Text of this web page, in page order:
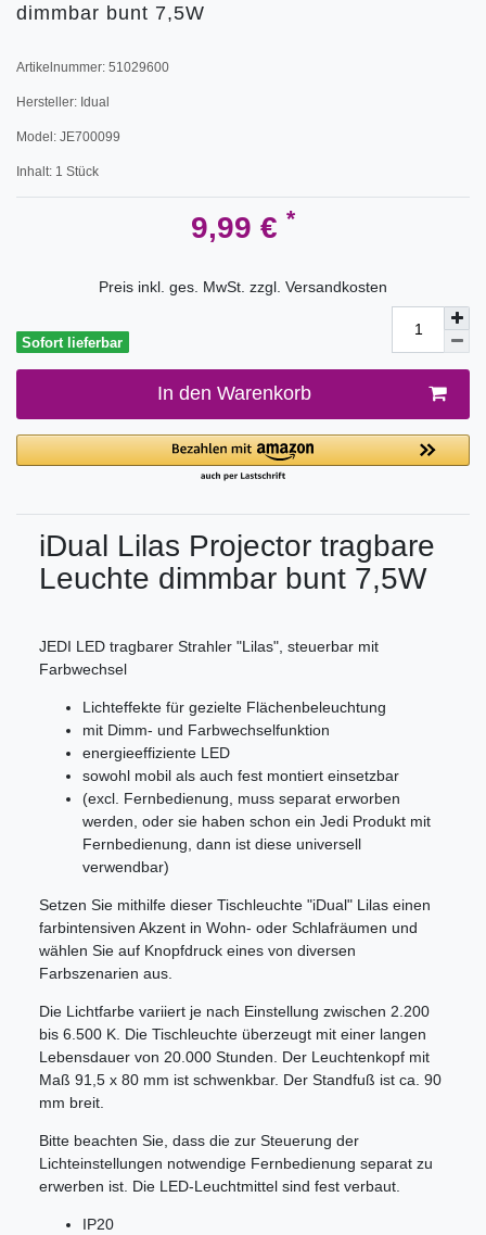
dimmbar bunt 7,5W
Artikelnummer: 51029600
Hersteller: Idual
Model: JE700099
Inhalt: 1 Stück
9,99 € *
Preis inkl. ges. MwSt. zzgl. Versandkosten
Sofort lieferbar
In den Warenkorb
iDual Lilas Projector tragbare
Leuchte dimmbar bunt 7,5W
JEDI LED tragbarer Strahler "Lilas", steuerbar mit
Farbwechsel
Lichteffekte für gezielte Flächenbeleuchtung
mit Dimm- und Farbwechselfunktion
energieeffiziente LED
sowohl mobil als auch fest montiert einsetzbar
(excl. Fernbedienung, muss separat erworben
werden, oder sie haben schon ein Jedi Produkt mit
Fernbedienung, dann ist diese universell
verwendbar)
Setzen Sie mithilfe dieser Tischleuchte "iDual" Lilas einen
farbintensiven Akzent in Wohn- oder Schlafräumen und
wählen Sie auf Knopfdruck eines von diversen
Farbszenarien aus.
Die Lichtfarbe variiert je nach Einstellung zwischen 2.200
bis 6.500 K. Die Tischleuchte überzeugt mit einer langen
Lebensdauer von 20.000 Stunden. Der Leuchtenkopf mit
Maß 91,5 x 80 mm ist schwenkbar. Der Standfuß ist ca. 90
mm breit.
Bitte beachten Sie, dass die zur Steuerung der
Lichteinstellungen notwendige Fernbedienung separat zu
erwerben ist. Die LED-Leuchtmittel sind fest verbaut.
IP20